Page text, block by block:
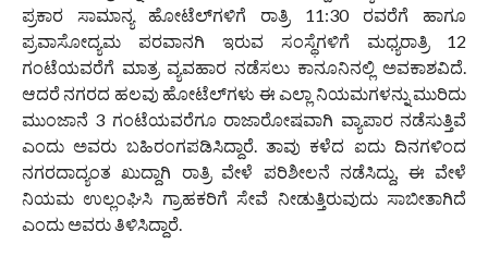
ಪ್ರಕಾರ ಸಾಮಾನ್ಯ ಹೋಟೆಲ್‌ಗಳಿಗೆ ರಾತ್ರಿ 11:30 ರವರೆಗೆ ಹಾಗೂ
ಪ್ರವಾಸೋದ್ಯಮ ಪರವಾನಗಿ ಇರುವ ಸಂಸ್ಥೆಗಳಿಗೆ ಮಧ್ಯರಾತ್ರಿ 12
ಗಂಟೆಯವರೆಗೆ ಮಾತ್ರ ವ್ಯವಹಾರ ನಡೆಸಲು ಕಾನೂನಿನಲ್ಲಿ ಅವಕಾಶವಿದೆ.
ಆದರೆ ನಗರದ ಹಲವು ಹೋಟೆಲ್‌ಗಳು ಈ ಎಲ್ಲಾ ನಿಯಮಗಳನ್ನು ಮುರಿದು
ಮುಂಜಾನೆ 3 ಗಂಟೆಯವರೆಗೂ ರಾಜಾರೋಷವಾಗಿ ವ್ಯಾಪಾರ ನಡೆಸುತ್ತಿವೆ
ಎಂದು ಅವರು ಬಹಿರಂಗಪಡಿಸಿದ್ದಾರೆ. ತಾವು ಕಳೆದ ಐದು ದಿನಗಳಿಂದ
ನಗರದಾದ್ಯಂತ ಖುದ್ದಾಗಿ ರಾತ್ರಿ ವೇಳೆ ಪರಿಶೀಲನೆ ನಡೆಸಿದ್ದು, ಈ ವೇಳೆ
ನಿಯಮ ಉಲ್ಲಂಘಿಸಿ ಗ್ರಾಹಕರಿಗೆ ಸೇವೆ ನೀಡುತ್ತಿರುವುದು ಸಾಬೀತಾಗಿದೆ
ಎಂದು ಅವರು ತಿಳಿಸಿದ್ದಾರೆ.